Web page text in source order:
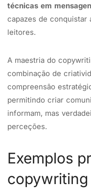
técnicas em
capazes de conquistar
leitores.
A maestria do
combinação de
compreensão
permitindo criar
informam, mas
perceções.
Exemplos